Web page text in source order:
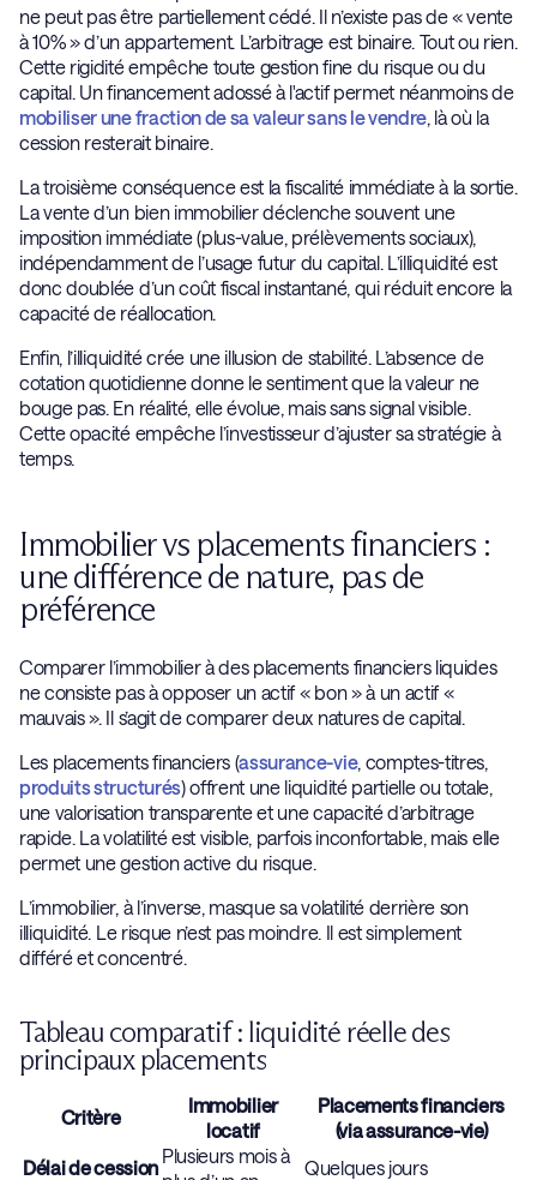
ne peut pas être partiellement cédé. Il n’existe pas de « vente
à 10% » d’un appartement. L’arbitrage est binaire. Tout ou rien.
Cette rigidité empêche toute gestion fine du risque ou du
capital. Un financement adossé à l'actif permet néanmoins de
mobiliser une fraction de sa valeur sans le vendre, là où la
cession resterait binaire.
La troisième conséquence est la fiscalité immédiate à la sortie.
La vente d’un bien immobilier déclenche souvent une
imposition immédiate (plus-value, prélèvements sociaux),
indépendamment de l’usage futur du capital. L’illiquidité est
donc doublée d’un coût fiscal instantané, qui réduit encore la
capacité de réallocation.
Enfin, l’illiquidité crée une illusion de stabilité. L’absence de
cotation quotidienne donne le sentiment que la valeur ne
bouge pas. En réalité, elle évolue, mais sans signal visible.
Cette opacité empêche l’investisseur d’ajuster sa stratégie à
temps.
Immobilier vs placements financiers :
une différence de nature, pas de
préférence
Comparer l’immobilier à des placements financiers liquides
ne consiste pas à opposer un actif « bon » à un actif «
mauvais ». Il s’agit de comparer deux natures de capital.
Les placements financiers (assurance-vie, comptes-titres,
produits structurés) offrent une liquidité partielle ou totale,
une valorisation transparente et une capacité d’arbitrage
rapide. La volatilité est visible, parfois inconfortable, mais elle
permet une gestion active du risque.
L’immobilier, à l’inverse, masque sa volatilité derrière son
illiquidité. Le risque n’est pas moindre. Il est simplement
différé et concentré.
Tableau comparatif : liquidité réelle des
principaux placements
Critère
Immobilier
locatif
Placements financiers
(via assurance-vie)
Délai de cession
Plusieurs mois à
Quelques jours